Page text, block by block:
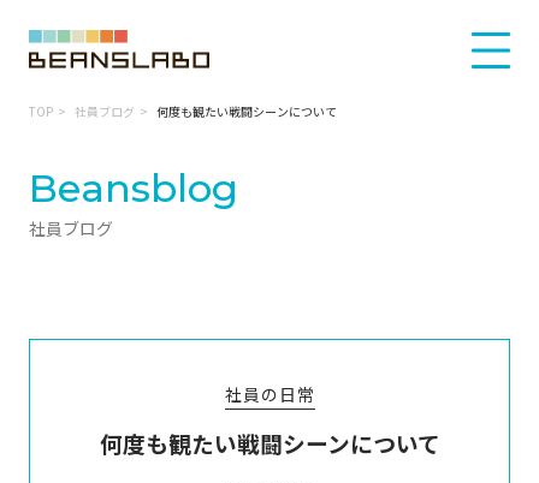
TOP 社員ブログ 何度も観たい戦闘シーンについて
Beansblog
社員ブログ
社員の日常
何度も観たい戦闘シーンについて